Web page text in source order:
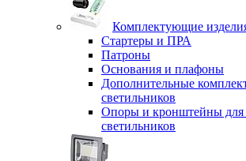
Комплектующие
Стартеры и ПРА
Патроны
Основания и плафоны
Дополнительные
светильников
Опоры и кронштейны для
светильников